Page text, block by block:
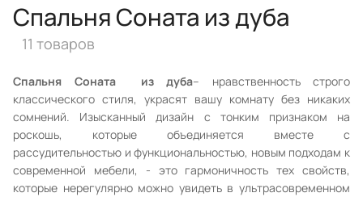
Спальня Соната из дуба
11 товаров
Спальня Соната из дуба– нравственность строго
классического стиля, украсят вашу комнату без никаких
сомнений. Изысканный дизайн с тонким признаком на
роскошь, которые объединяется вместе с
рассудительностью и функциональностью, новым подходам к
современной мебели, - это гармоничность тех свойств,
которые нерегулярно можно увидеть в ультрасовременном